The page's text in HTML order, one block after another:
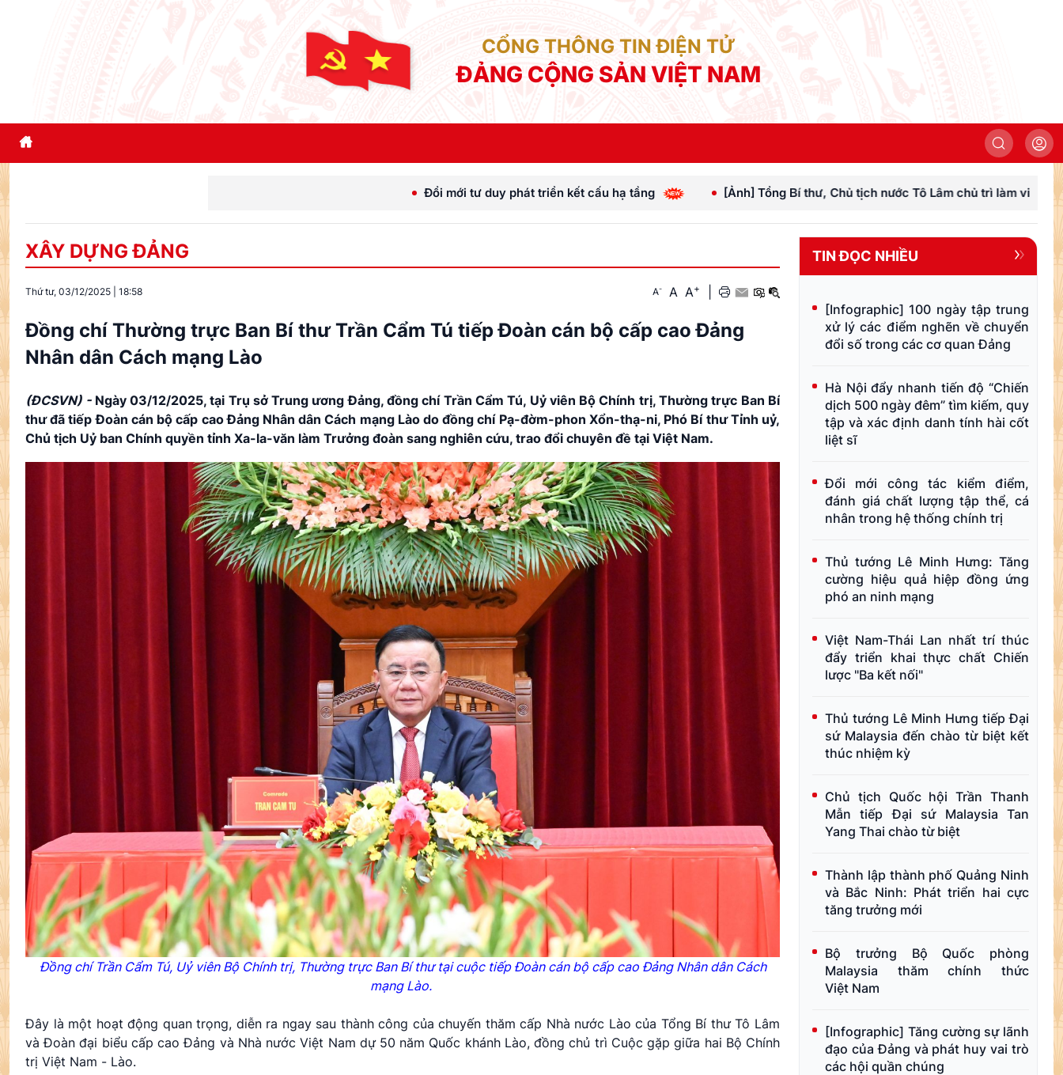
CỔNG THÔNG TIN ĐIỆN TỬ
ĐẢNG CỘNG SẢN VIỆT NAM
Đổi mới tư duy phát triển kết cấu hạ tầng [Ảnh] Tổng Bí thư, Chủ tịch nước Tô Lâm chủ trì làm việc với Đảng ủy Chính phủ
XÂY DỰNG ĐẢNG
Thứ tư, 03/12/2025 18:58 A- A A+
Đồng chí Thường trực Ban Bí thư Trần Cẩm Tú tiếp Đoàn cán bộ cấp cao Đảng
Nhân dân Cách mạng Lào
(ĐCSVN) - Ngày 03/12/2025, tại Trụ sở Trung ương Đảng, đồng chí Trần Cẩm Tú, Uỷ viên Bộ Chính trị, Thường trực Ban Bí
thư đã tiếp Đoàn cán bộ cấp cao Đảng Nhân dân Cách mạng Lào do đồng chí Pạ-đờm-phon Xổn-thạ-ni, Phó Bí thư Tỉnh uỷ,
Chủ tịch Uỷ ban Chính quyền tỉnh Xa-la-văn làm Trưởng đoàn sang nghiên cứu, trao đổi chuyên đề tại Việt Nam.
Đồng chí Trần Cẩm Tú, Uỷ viên Bộ Chính trị, Thường trực Ban Bí thư tại cuộc tiếp Đoàn cán bộ cấp cao Đảng Nhân dân Cách
mạng Lào.
Đây là một hoạt động quan trọng, diễn ra ngay sau thành công của chuyến thăm cấp Nhà nước Lào của Tổng Bí thư Tô Lâm
và Đoàn đại biểu cấp cao Đảng và Nhà nước Việt Nam dự 50 năm Quốc khánh Lào, đồng chủ trì Cuộc gặp giữa hai Bộ Chính
trị Việt Nam - Lào.
TIN ĐỌC NHIỀU
[Infographic] 100 ngày tập trung
xử lý các điểm nghẽn về chuyển
đổi số trong các cơ quan Đảng
Hà Nội đẩy nhanh tiến độ “Chiến
dịch 500 ngày đêm” tìm kiếm, quy
tập và xác định danh tính hài cốt
liệt sĩ
Đổi mới công tác kiểm điểm,
đánh giá chất lượng tập thể, cá
nhân trong hệ thống chính trị
Thủ tướng Lê Minh Hưng: Tăng
cường hiệu quả hiệp đồng ứng
phó an ninh mạng
Việt Nam-Thái Lan nhất trí thúc
đẩy triển khai thực chất Chiến
lược "Ba kết nối"
Thủ tướng Lê Minh Hưng tiếp Đại
sứ Malaysia đến chào từ biệt kết
thúc nhiệm kỳ
Chủ tịch Quốc hội Trần Thanh
Mẫn tiếp Đại sứ Malaysia Tan
Yang Thai chào từ biệt
Thành lập thành phố Quảng Ninh
và Bắc Ninh: Phát triển hai cực
tăng trưởng mới
Bộ trưởng Bộ Quốc phòng
Malaysia thăm chính thức
Việt Nam
[Infographic] Tăng cường sự lãnh
đạo của Đảng và phát huy vai trò
các hội quần chúng